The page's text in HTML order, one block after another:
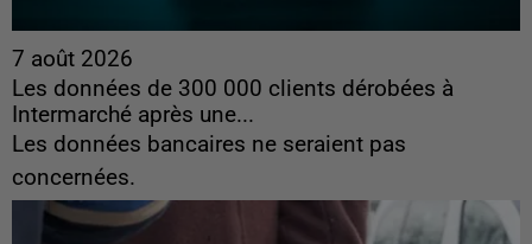
7 août 2026
Les données de 300 000 clients dérobées à
Intermarché après une...
Les données bancaires ne seraient pas
concernées.